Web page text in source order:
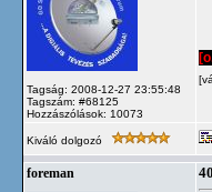
Tagság: 2008-12-27 23:55:48
Tagszám: #68125
Hozzászólások: 10073
Kiváló dolgozó
foreman